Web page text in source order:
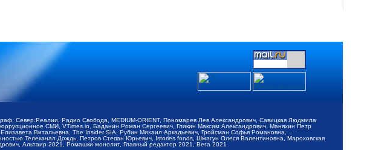
Север.Реалии, Радио Свобода, MEDIUM-ORIENT, Пономарев Лев Александрович, Савицкая Людмила
СМИ, VTimes.io, Баданин Роман Сергеевич, Гликин Максим Александрович, Маняхин Петр
Витальевна, The Insider SIA, Рубин Михаил Аркадьевич, Гройсман Софья Романовна,
Телеканал Дождь, Петров Степан Юрьевич, Istories fonds, Шмагун Олеся Валентиновна, Мароховская
Альтаир 2021, Ромашки монолит, Главный редактор 2021, Вега 2021